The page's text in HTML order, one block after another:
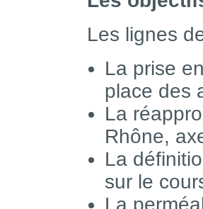
Les lignes
La prise
place des
La
Rhône,
La
sur le
La